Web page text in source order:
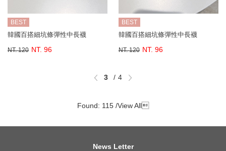
BEST
韓國百搭細坑條彈性中長襪
NT. 120 NT. 96
BEST
韓國百搭細坑條彈性中長襪
NT. 120 NT. 96
3 4
Found: 115 /View All
News Letter